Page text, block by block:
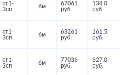
ст1-
3сп
6м
67061
руб.
134.0
руб.
ст1-
3сп
6м
63261
руб.
161.5
руб.
ст1-
3сп
6м
77036
руб.
627.0
руб.